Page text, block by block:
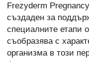
Frezyderm
създаден за
специалните етапи
съобразява с
организма в този